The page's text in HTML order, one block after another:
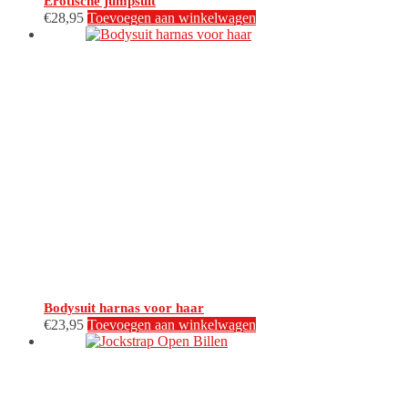
€28,95 Toevoegen aan winkelwagen
Bodysuit harnas voor haar
€23,95 Toevoegen aan winkelwagen